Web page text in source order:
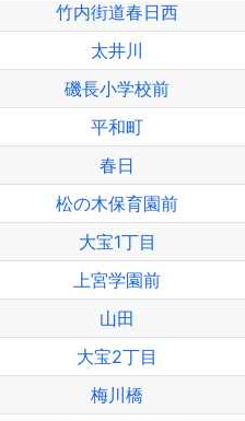
竹内街道春日西
太井川
磯長小学校前
平和町
春日
松の木保育園前
大宝1丁目
上宮学園前
山田
大宝2丁目
梅川橋